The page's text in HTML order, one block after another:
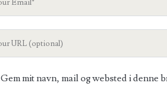
Gem mit navn, mail og websted i denne